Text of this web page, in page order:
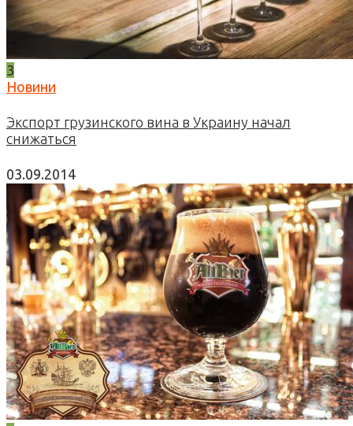
3
Новини
Экспорт грузинского вина в Украину начал
снижаться
03.09.2014